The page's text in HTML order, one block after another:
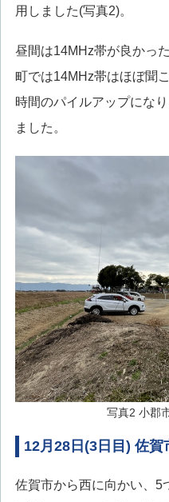
用しました(写真2)。
昼間は14MHz帯が良かっ
町では14MHz帯はほぼ聞
時間のパイルアップにな
ました。
写真2 小郡
12月28日(3日目) 佐賀
佐賀市から西に向かい、5